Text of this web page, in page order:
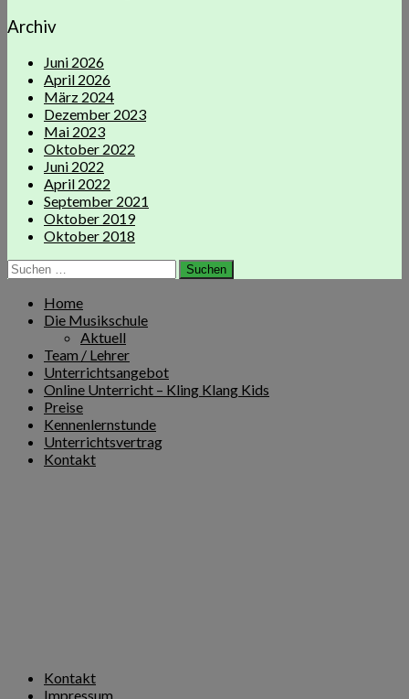
Archiv
Juni 2026
April 2026
März 2024
Dezember 2023
Mai 2023
Oktober 2022
Juni 2022
April 2022
September 2021
Oktober 2019
Oktober 2018
Suchen
nach:
Home
Die Musikschule
Aktuell
Team / Lehrer
Unterrichtsangebot
Online Unterricht – Kling Klang Kids
Preise
Kennenlernstunde
Unterrichtsvertrag
Kontakt
Kontakt
Impressum